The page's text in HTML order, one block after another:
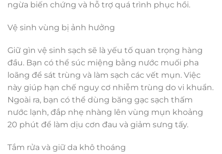
ngừa biến chứng và hỗ trợ quá trình phục hồi.
Vệ sinh vùng bị ảnh hưởng
Giữ gìn vệ sinh sạch sẽ là yếu tố quan trọng hàng
đầu. Bạn có thể súc miệng bằng nước muối pha
loãng để sát trùng và làm sạch các vết mụn. Việc
này giúp hạn chế nguy cơ nhiễm trùng do vi khuẩn.
Ngoài ra, bạn có thể dùng băng gạc sạch thấm
nước lạnh, đắp nhẹ nhàng lên vùng mụn khoảng
20 phút để làm dịu cơn đau và giảm sưng tấy.
Tắm rửa và giữ da khô thoáng